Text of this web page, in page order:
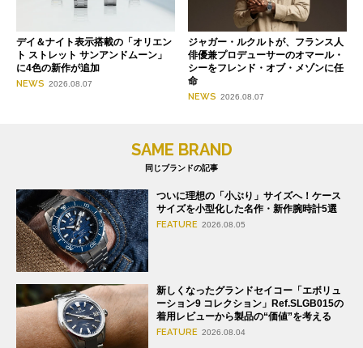
デイ＆ナイト表示搭載の「オリエン
ト ストレット サンアンドムーン」
に4色の新作が追加
NEWS 2026.08.07
ジャガー・ルクルトが、フランス人
俳優兼プロデューサーのオマール・
シーをフレンド・オブ・メゾンに任
命
NEWS 2026.08.07
SAME BRAND
同じブランドの記事
ついに理想の「小ぶり」サイズへ！ケース
サイズを小型化した名作・新作腕時計5選
FEATURE 2026.08.05
新しくなったグランドセイコー「エボリュ
ーション9 コレクション」Ref.SLGB015の
着用レビューから製品の“価値”を考える
FEATURE 2026.08.04